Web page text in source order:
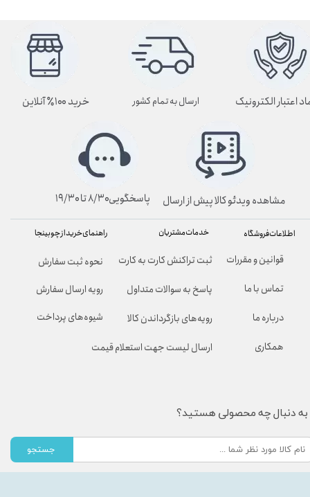
راهنمای خرید از چوبینجا
نحوه ثبت سفارش
رویه ارسال سفارش
شیوه‌های پرداخت
خدمات مشتریان
ثبت تراکنش کارت به کارت
پاسخ به سوالات متداول
رویه‌های بازگرداندن کالا
ارسال لیست جهت استعلام قیمت
اطلاعات فروشگاه
قوانین و مقررات
تماس با ما
درباره ما
همکاری
به دنبال چه محصولی هستید؟
جستجو
ارسال به تمام کشور
پاسخگویی۸/۳۰ تا ۱۹/۳۰
اعتبار الکترونیک خرید ۱۰۰٪ آنلاین
مشاهده ویدئو کالا پیش از ارسال